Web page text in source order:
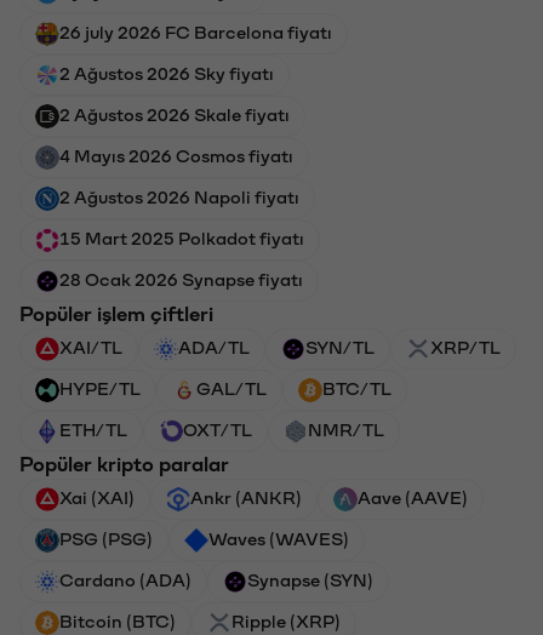
26 july 2026 FC Barcelona fiyatı
2 Ağustos 2026 Sky fiyatı
2 Ağustos 2026 Skale fiyatı
4 Mayıs 2026 Cosmos fiyatı
2 Ağustos 2026 Napoli fiyatı
15 Mart 2025 Polkadot fiyatı
28 Ocak 2026 Synapse fiyatı
Popüler işlem çiftleri
XAI/TL ADA/TL SYN/TL XRP/TL
HYPE/TL GAL/TL BTC/TL
ETH/TL OXT/TL NMR/TL
Popüler kripto paralar
Xai (XAI) Ankr (ANKR) Aave (AAVE)
PSG (PSG) Waves (WAVES)
Cardano (ADA) Synapse (SYN)
Bitcoin (BTC) Ripple (XRP)